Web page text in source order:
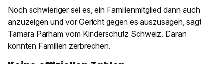
Noch schwieriger sei es, ein Familienmitglied dann auch
anzuzeigen und vor Gericht gegen es auszusagen, sagt
Tamara Parham vom Kinderschutz Schweiz. Daran
könnten Familien zerbrechen.